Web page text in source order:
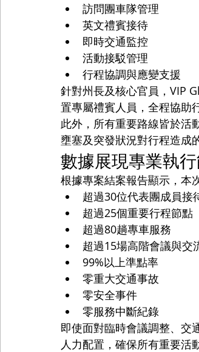
訪問團車隊管理
英文禮賓接待
即時交通監控
活動接駁管理
行程協調與應變支援
針對州長及核心官員，VIP
置專屬禮賓人員，全程協助
此外，所有重要路線皆於活
壅塞及突發狀況對行程造成
數據展現專業執
根據專案結案報告顯示，本
超過30位代表團成員接
超過25個重要行程節點
超過80趟專車服務
超過15場高階會議與交
99%以上準點率
零重大交通事故
零安全事件
零服務中斷紀錄
即使面對臨時會議調整、交
人力配置，確保所有重要活